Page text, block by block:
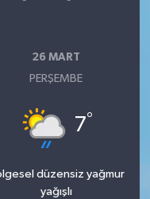
26 MART
PERŞEMBE
7°
düzensiz yağmur
yağışlı